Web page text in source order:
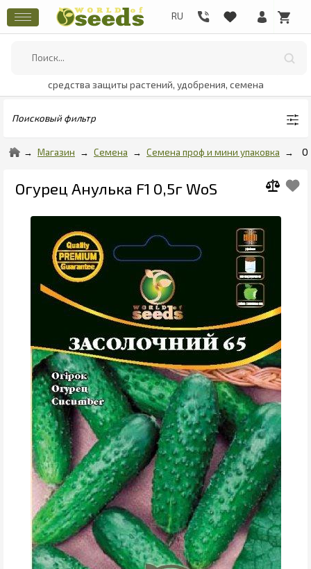
средства защиты растений, удобрения, семена
Поисковый фильтр
Магазин Семена Семена проф и мини упаковка
Огурец Анулька F1 0,5г WoS